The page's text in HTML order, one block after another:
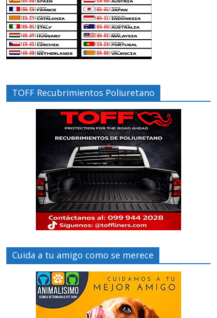
TOFF Recubrimientos Poliuretano
Cuida a tu amigo como se merece